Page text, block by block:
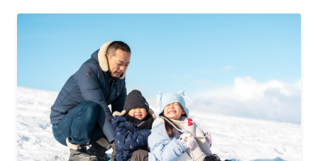
丁寧なレタッチで思い出を美しく仕上げます
撮影後は、独自の編集技術で写真の明るさや色合いを丁寧に調
整。自然な雰囲気を残しつつも、おしゃれで洗練された仕上がり
に。きっと「こんな写真を撮ってほしかった！」と思える一枚に
出会えます。まずは、ラブグラフの撮影事例